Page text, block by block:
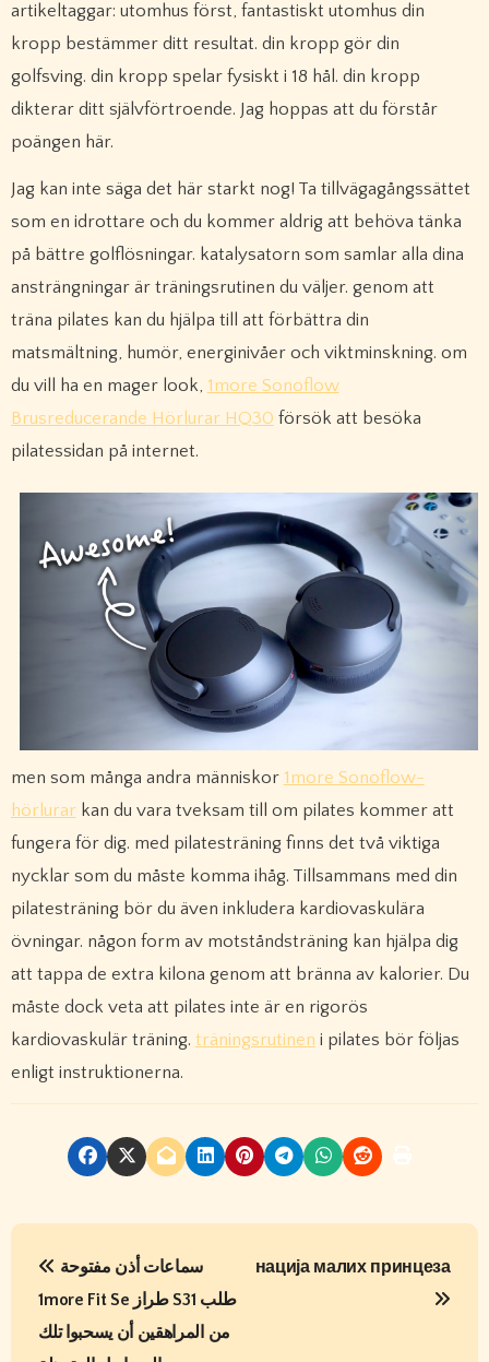
artikeltaggar: utomhus först, fantastiskt utomhus din
kropp bestämmer ditt resultat. din kropp gör din
golfsving. din kropp spelar fysiskt i 18 hål. din kropp
dikterar ditt självförtroende. Jag hoppas att du förstår
poängen här.
Jag kan inte säga det här starkt nog! Ta tillvägagångssättet
som en idrottare och du kommer aldrig att behöva tänka
på bättre golflösningar. katalysatorn som samlar alla dina
ansträngningar är träningsrutinen du väljer. genom att
träna pilates kan du hjälpa till att förbättra din
matsmältning, humör, energinivåer och viktminskning. om
du vill ha en mager look, 1more Sonoflow
Brusreducerande Hörlurar HQ30 försök att besöka
pilatessidan på internet.
men som många andra människor 1more Sonoflow-
hörlurarkan du vara tveksam till om pilates kommer att
fungera för dig. med pilatesträning finns det två viktiga
nycklar som du måste komma ihåg. Tillsammans med din
pilatesträning bör du även inkludera kardiovaskulära
övningar. någon form av motståndsträning kan hjälpa dig
att tappa de extra kilona genom att bränna av kalorier. Du
måste dock veta att pilates inte är en rigorös
kardiovaskulär träning. träningsrutinen i pilates bör följas
enligt instruktionerna.
P
1more Fit Se طراز S31 طلب
من المراهقين أن يسحبوا تلك
нација малих принцеза